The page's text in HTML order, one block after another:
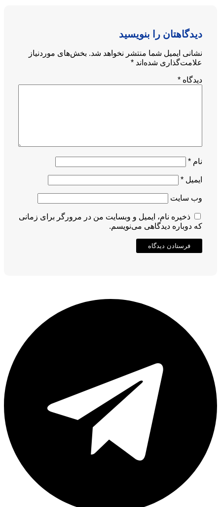
دیدگاهتان را بنویسید
نشانی ایمیل شما منتشر نخواهد شد. بخش‌های موردنیاز
علامت‌گذاری شده‌اند *
دیدگاه *
نام *
ایمیل *
وب‌ سایت
ذخیره نام، ایمیل و وبسایت من در مرورگر برای زمانی
که دوباره دیدگاهی می‌نویسم.